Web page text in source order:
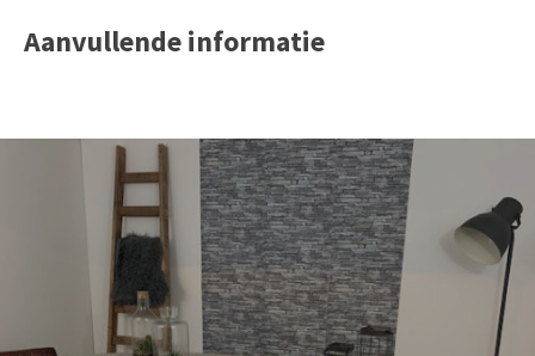
Aanvullende informatie